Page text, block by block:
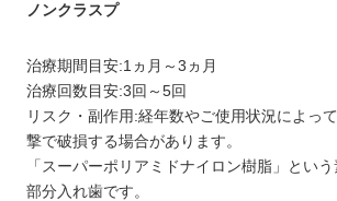
ノンクラスプ
治療期間目安:1ヵ月～3ヵ月
治療回数目安:3回～5回
リスク・副作用:経年数やご使用状況によっ
撃で破損する場合があります。
「スーパーポリアミドナイロン樹脂」とい
部分入れ歯です。